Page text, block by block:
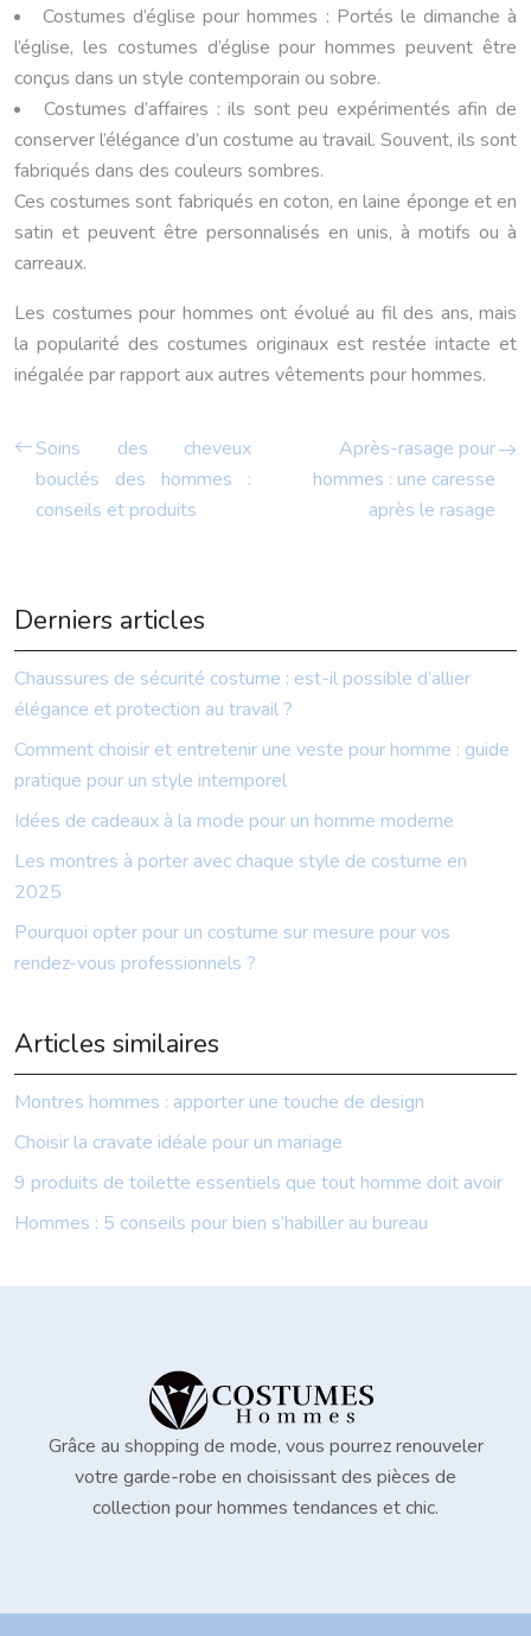
Costumes d’église pour hommes : Portés le dimanche à
l’église, les costumes d’église pour hommes peuvent être
conçus dans un style contemporain ou sobre.
Costumes d’affaires : ils sont peu expérimentés afin de
conserver l’élégance d’un costume au travail. Souvent, ils sont
fabriqués dans des couleurs sombres.
Ces costumes sont fabriqués en coton, en laine éponge et en
satin et peuvent être personnalisés en unis, à motifs ou à
carreaux.
Les costumes pour hommes ont évolué au fil des ans, mais
la popularité des costumes originaux est restée intacte et
inégalée par rapport aux autres vêtements pour hommes.
Soins des cheveux
bouclés des hommes :
conseils et produits
Après-rasage pour
hommes : une caresse
après le rasage
Derniers articles
Chaussures de sécurité costume : est-il possible d’allier
élégance et protection au travail ?
Comment choisir et entretenir une veste pour homme : guide
pratique pour un style intemporel
Idées de cadeaux à la mode pour un homme moderne
Les montres à porter avec chaque style de costume en
2025
Pourquoi opter pour un costume sur mesure pour vos
rendez-vous professionnels ?
Articles similaires
Montres hommes : apporter une touche de design
Choisir la cravate idéale pour un mariage
9 produits de toilette essentiels que tout homme doit avoir
Hommes : 5 conseils pour bien s’habiller au bureau
Grâce au shopping de mode, vous pourrez renouveler
votre garde-robe en choisissant des pièces de
collection pour hommes tendances et chic.